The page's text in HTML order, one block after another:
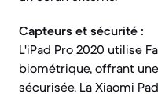
Capteurs et sécurité :
L'iPad Pro 2020 utilise
biométrique, offrant
sécurisée. La Xiaomi